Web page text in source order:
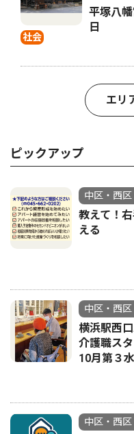
社会
平塚八
日
エリ
ピックアップ
中区・西
教えて！
える
中区・西
横浜駅西
介護職ス
10月第３
中区・西